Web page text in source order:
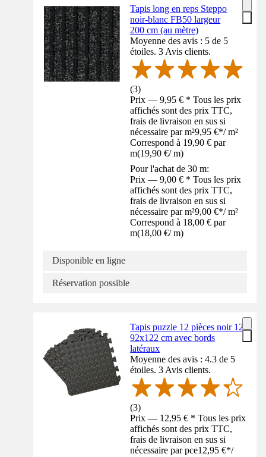
Tapis long en reps Steppo
noir-blanc FB50 largeur
200 cm (au mètre)
Moyenne des avis : 5 de 5
étoiles. 3 Avis clients.
(3)
Prix — 9,95 € * Tous les prix
affichés sont des prix TTC,
frais de livraison en sus si
nécessaire par m²9,95 €*/ m²
Correspond à 19,90 € par
m(19,90 €/ m)
Pour l'achat de 30 m:
Prix — 9,00 € * Tous les prix
affichés sont des prix TTC,
frais de livraison en sus si
nécessaire par m²9,00 €*/ m²
Correspond à 18,00 € par
m(18,00 €/ m)
Disponible en ligne
Réservation possible
Tapis puzzle 12 pièces noir 12
92x122 cm avec bords
latéraux
Moyenne des avis : 4.3 de 5
étoiles. 3 Avis clients.
(3)
Prix — 12,95 € * Tous les prix
affichés sont des prix TTC,
frais de livraison en sus si
nécessaire par pce12,95 €*/